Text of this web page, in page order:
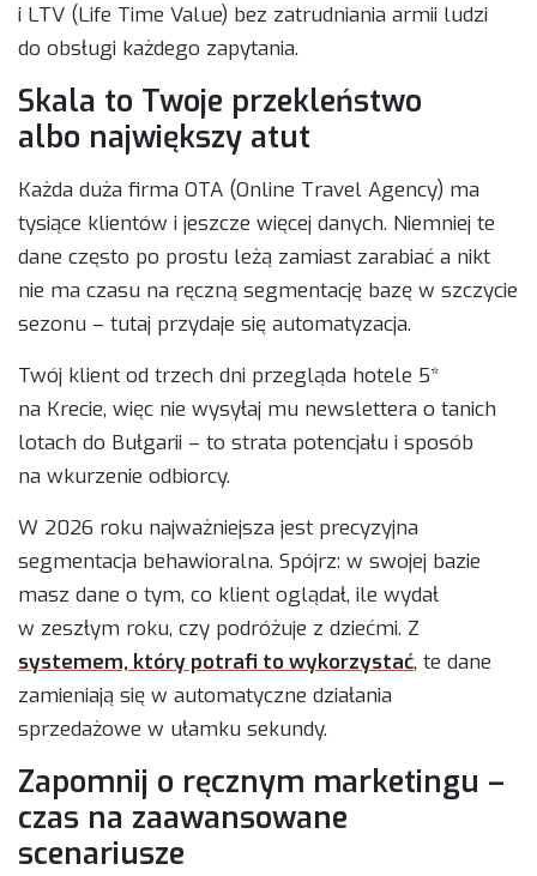
i LTV (Life Time Value) bez zatrudniania armii ludzi
do obsługi każdego zapytania.
Skala to Twoje przekleństwo
albo największy atut
Każda duża firma OTA (Online Travel Agency) ma
tysiące klientów i jeszcze więcej danych. Niemniej te
dane często po prostu leżą zamiast zarabiać a nikt
nie ma czasu na ręczną segmentację bazę w szczycie
sezonu – tutaj przydaje się automatyzacja.
Twój klient od trzech dni przegląda hotele 5*
na Krecie, więc nie wysyłaj mu newslettera o tanich
lotach do Bułgarii – to strata potencjału i sposób
na wkurzenie odbiorcy.
W 2026 roku najważniejsza jest precyzyjna
segmentacja behawioralna. Spójrz: w swojej bazie
masz dane o tym, co klient oglądał, ile wydał
w zeszłym roku, czy podróżuje z dziećmi. Z
systemem, który potrafi to wykorzystać, te dane
zamieniają się w automatyczne działania
sprzedażowe w ułamku sekundy.
Zapomnij o ręcznym marketingu –
czas na zaawansowane
scenariusze